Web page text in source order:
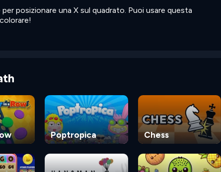
posizionare una X sul quadrato. Puoi usare questa
Poptropica Chess